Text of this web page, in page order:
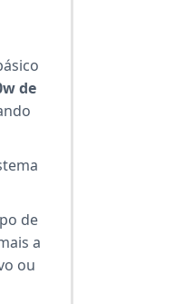
de
de
a
ou